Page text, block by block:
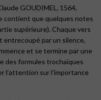
GOUDIMEL, 1564,
contient que quelques notes
supérieure). Chaque vers
entrecoupé par un silence,
et se termine par une
des formules trochaïques
l’attention sur l’importance